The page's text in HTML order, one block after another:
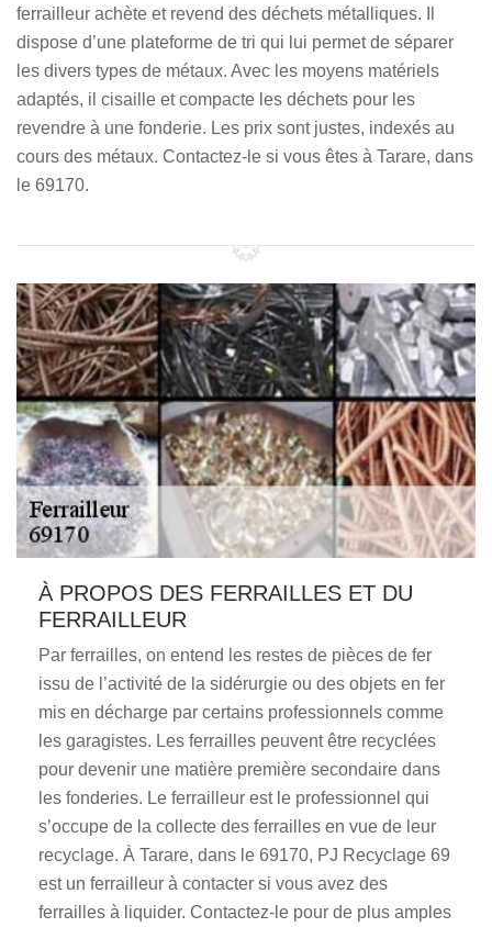
ferrailleur achète et revend des déchets métalliques. Il
dispose d’une plateforme de tri qui lui permet de séparer
les divers types de métaux. Avec les moyens matériels
adaptés, il cisaille et compacte les déchets pour les
revendre à une fonderie. Les prix sont justes, indexés au
cours des métaux. Contactez-le si vous êtes à Tarare, dans
le 69170.
À PROPOS DES FERRAILLES ET DU
FERRAILLEUR
Par ferrailles, on entend les restes de pièces de fer
issu de l’activité de la sidérurgie ou des objets en fer
mis en décharge par certains professionnels comme
les garagistes. Les ferrailles peuvent être recyclées
pour devenir une matière première secondaire dans
les fonderies. Le ferrailleur est le professionnel qui
s’occupe de la collecte des ferrailles en vue de leur
recyclage. À Tarare, dans le 69170, PJ Recyclage 69
est un ferrailleur à contacter si vous avez des
ferrailles à liquider. Contactez-le pour de plus amples